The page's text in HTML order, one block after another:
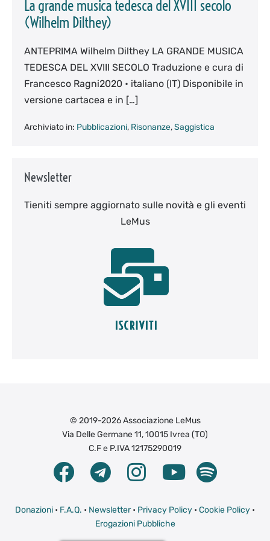
La grande musica tedesca del XVIII secolo
(Wilhelm Dilthey)
ANTEPRIMA Wilhelm Dilthey LA GRANDE MUSICA
TEDESCA DEL XVIII SECOLO Traduzione e cura di
Francesco Ragni2020 • italiano (IT) Disponibile in
versione cartacea e in […]
Archiviato in: Pubblicazioni, Risonanze,Saggistica
Newsletter
Tieniti sempre aggiornato sulle novità e gli eventi
LeMus
© 2019-2026 Associazione LeMus
Via Delle Germane 11, 10015 Ivrea (TO)
C.F e P.IVA 12175290019
Donazioni • F.A.Q. • Newsletter• Privacy Policy • Cookie Policy •
Erogazioni Pubbliche